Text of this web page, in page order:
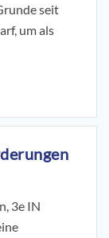
seit
um als
3e IN